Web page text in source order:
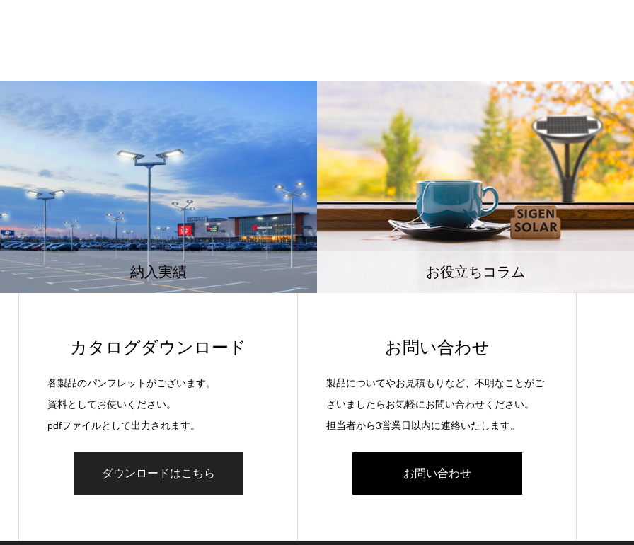
納入実績 お役立ちコラム
カタログダウンロード
各製品のパンフレットがございます。
資料としてお使いください。
pdfファイルとして出力されます。
ダウンロードはこちら
お問い合わせ
製品についてやお見積もりなど、不明なことがご
ざいましたらお気軽にお問い合わせください。
担当者から3営業日以内に連絡いたします。
お問い合わせ